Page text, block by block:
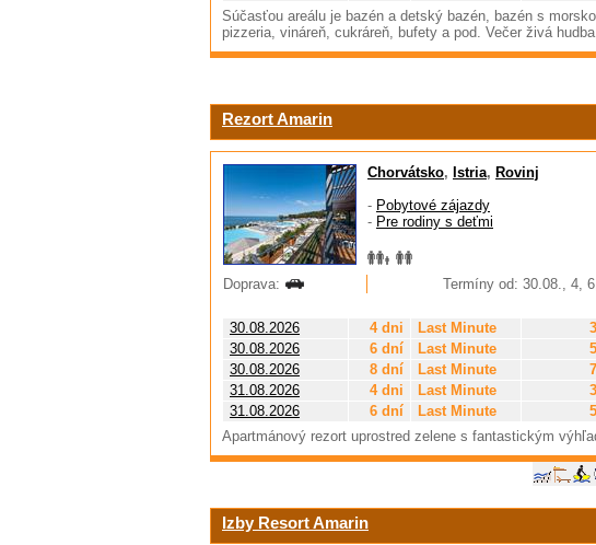
Súčasťou areálu je bazén a detský bazén, bazén s
pizzeria, vináreň, cukráreň, bufety a pod. Večer živá
Rezort Amarin
Chorvátsko, Istria, Rovinj
- Pobytové zájazdy
- Pre rodiny s deťmi
Doprava:
Termíny od: 30.08., 4,
30.08.2026 4 dni Last Minute
30.08.2026
6 dní Last Minute
30.08.2026
8 dní Last Minute
31.08.2026
4 dni Last Minute
31.08.2026
6 dní Last Minute
Apartmánový rezort uprostred zelene s fantastickým
Izby Resort Amarin